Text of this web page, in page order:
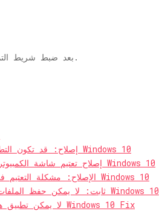
بعد ضبط شريط التمرير ، يجب إصلاح مشكلتك مع التحجيم الزائد.
إصلاح: قد تكون التطبيقات مشكلة ضبابية في نظام التشغيل Windows 10
إصلاح تعتيم شاشة الكمبيوتر المحمول عند فصله عن نظام التشغيل Windows 10
الإصلاح: مشكلة التعتيم في الكمبيوتر المحمول في نظام التشغيل Windows 10
ثابت: لا يمكن حفظ الملفات على سطح المكتب في نظام التشغيل Windows 10
لا يمكن تطبيق هذا المظهر على خطأ سطح المكتب في Windows 10 Fix